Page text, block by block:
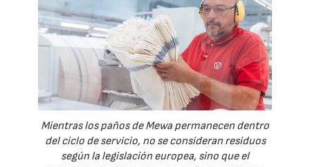
Mientras los paños de Mewa permanecen dentro
del ciclo de servicio, no se consideran residuos
según la legislación europea, sino que el